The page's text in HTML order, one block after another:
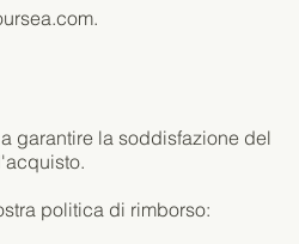
.
garantire la soddisfazione del
politica di rimborso: